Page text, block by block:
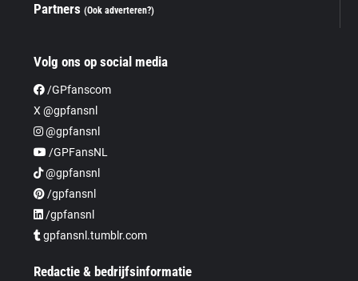
Partners(Ook adverteren?)
Volg ons op social media
/GPfanscom
X @gpfansnl
@gpfansnl
/GPFansNL
@gpfansnl
/gpfansnl
/gpfansnl
gpfansnl.tumblr.com
Redactie & bedrijfsinformatie